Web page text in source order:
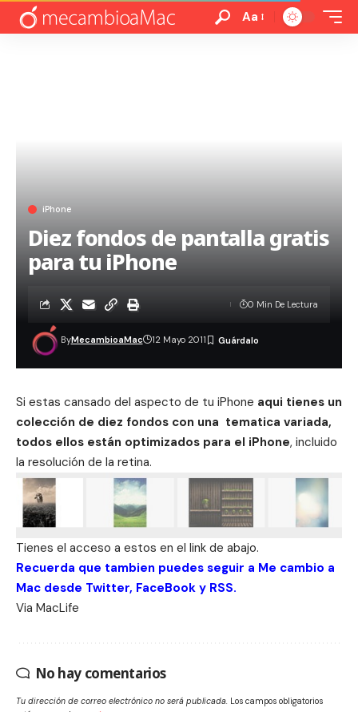
Aa
iPhone
Diez fondos de pantalla gratis
para tu iPhone
ByMecambioaMac 12 Mayo 2011
0 Min De Lectura
Si estas cansado del aspecto de tu iPhone aqui tienes un
colección de diez fondos con una tematica variada,
todos ellos están optimizados para el iPhone, incluido
la resolución de la retina.
Tienes el acceso a estos en el link de abajo.
Recuerda que tambien puedes seguir a Me cambio a
Mac desde Twitter, FaceBook y RSS.
Via MacLife
No hay comentarios
Tu dirección de correo electrónico no será publicada. Los campos obligatorios